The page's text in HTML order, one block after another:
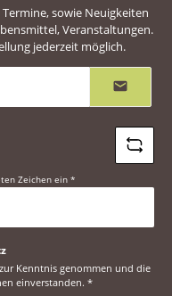
sowie Neuigkeiten
Veranstaltungen.
jederzeit möglich.
Zeichen ein *
zur Kenntnis genommen und die
einverstanden. *